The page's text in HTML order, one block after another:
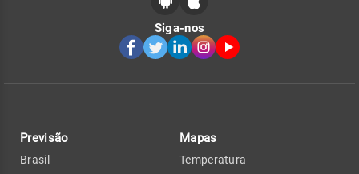
Siga-nos
Previsão
Brasil
Mapas
Temperatura